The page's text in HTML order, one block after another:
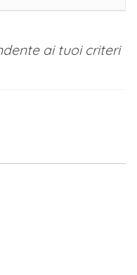
ai tuoi criteri